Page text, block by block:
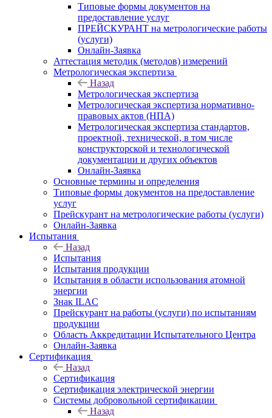
Типовые формы документов на
предоставление услуг
ПРЕЙСКУРАНТ на метрологические работы
(услуги)
Онлайн-Заявка
Аттестация методик (методов) измерений
Метрологическая экспертиза
Назад
Метрологическая экспертиза
Метрологическая экспертиза нормативно-
правовых актов (НПА)
Метрологическая экспертиза стандартов,
проектной, технической, в том числе
конструкторской и технологической
документации и других объектов
Онлайн-Заявка
Основные термины и определения
Типовые формы документов на предоставление
услуг
Прейскурант на метрологические работы (услуги)
Онлайн-Заявка
Испытания
Назад
Испытания
Испытания продукции
Испытания в области использования атомной
энергии
Знак ILAC
Прейскурант на работы (услуги) по испытаниям
продукции
Область Аккредитации Испытательного Центра
Онлайн-Заявка
Сертификация
Назад
Сертификация
Сертификация электрической энергии
Системы добровольной сертификации
Назад